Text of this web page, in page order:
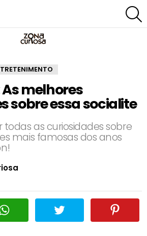
melhores
sobre essa socialite
as curiosidades sobre
mais famosas dos anos